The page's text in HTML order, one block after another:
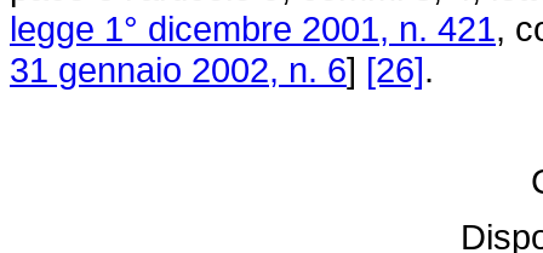
legge 1° dicembre 2001, n. 421,
31 gennaio 2002, n. 6] [26].